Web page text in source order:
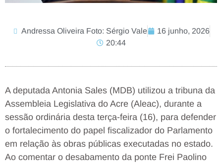
Andressa Oliveira Foto: Sérgio Vale
16 junho, 2026
20:44
A deputada Antonia Sales (MDB) utilizou a tribuna da
Assembleia Legislativa do Acre (Aleac), durante a
sessão ordinária desta terça-feira (16), para defender
o fortalecimento do papel fiscalizador do Parlamento
em relação às obras públicas executadas no estado.
Ao comentar o desabamento da ponte Frei Paolino